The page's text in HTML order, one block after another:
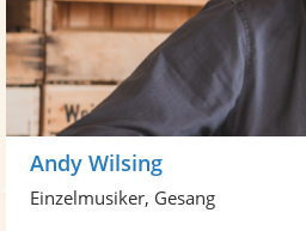
Andy Wilsing
Einzelmusiker, Gesang